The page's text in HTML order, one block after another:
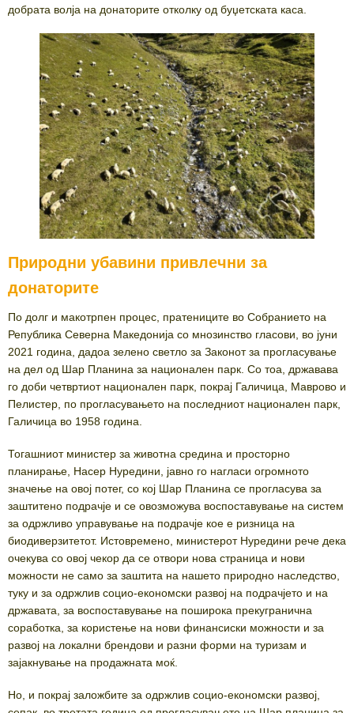
добрата волја на донаторите отколку од буџетската каса.
Природни убавини привлечни за
донаторите
По долг и макотрпен процес, пратениците во Собранието на
Република Северна Македонија со мнозинство гласови, во јуни
2021 година, дадоа зелено светло за Законот за прогласување
на дел од Шар Планина за национален парк. Со тоа, државава
го доби четвртиот национален парк, покрај Галичица, Маврово и
Пелистер, по прогласувањето на последниот национален парк,
Галичица во 1958 година.
Тогашниот министер за животна средина и просторно
планирање, Насер Нуредини, јавно го нагласи огромното
значење на овој потег, со кој Шар Планина се прогласува за
заштитено подрачје и се овозможува воспоставување на систем
за одржливо управување на подрачје кое е ризница на
биодиверзитетот. Истовремено, министерот Нуредини рече дека
очекува со овој чекор да се отвори нова страница и нови
можности не само за заштита на нашето природно наследство,
туку и за одржлив социо-економски развој на подрачјето и на
државата, за воспоставување на поширока прекугранична
соработка, за користење на нови финансиски можности и за
развој на локални брендови и разни форми на туризам и
зајакнување на продажната моќ.
Но, и покрај заложбите за одржлив социо-економски развој,